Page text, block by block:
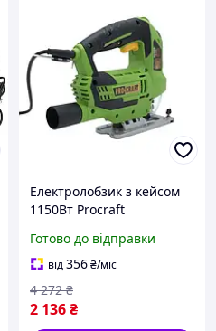
Електролобзик з кейсом
1150Вт Procraft
електролобзик,
Електричний лобзик для
фігурного випилювання,
RYH
Готово до відправки
від356₴/міс
2 136₴
4 272 ₴